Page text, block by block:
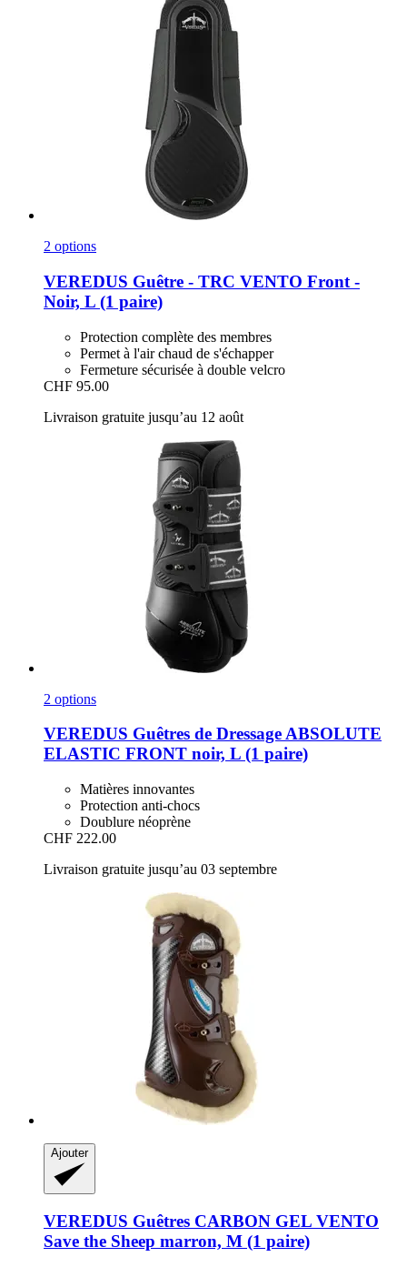
2 options
VEREDUS Guêtre -​ TRC VENTO Front -​
Noir, L (1 paire)
Protection complète des membres
Permet à l'air chaud de s'échapper
Fermeture sécurisée à double velcro
CHF 95.00
Livraison gratuite jusqu’au 12 août
2 options
VEREDUS Guêtres de Dressage ABSOLUTE
ELASTIC FRONT noir, L (1 paire)
Matières innovantes
Protection anti-chocs
Doublure néoprène
CHF 222.00
Livraison gratuite jusqu’au 03 septembre
Ajouter
VEREDUS Guêtres CARBON GEL VENTO
Save the Sheep marron, M (1 paire)